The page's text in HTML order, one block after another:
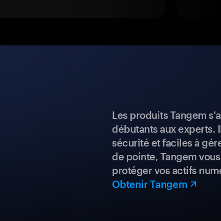
Les produits Tangem
débutants aux experts.
sécurité et faciles à
de pointe, Tangem
protéger vos actifs
Obtenir Tangem